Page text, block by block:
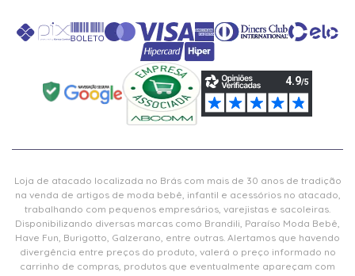
Loja de atacado localizada no Brás com mais de 30 anos de tradição
na venda de artigos de moda bebê, infantil e acessórios no atacado,
trabalhando com pequenos empresários, varejistas e sacoleiras.
Disponibilizando diversas marcas como Brandili, Paraíso Moda Bebê,
Have Fun, Burigotto, Galzerano, entre outras. Alertamos que havendo
divergência entre preços do produto, valerá o preço informado no
carrinho de compras, produtos que eventualmente apareçam com